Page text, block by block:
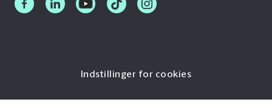
Indstillinger for cookies